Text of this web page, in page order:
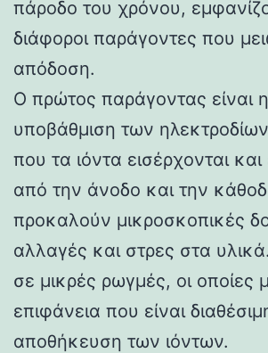
πάροδο του χρόνου,
διάφοροι παράγοντες που
απόδοση.
Ο πρώτος παράγοντας είναι
υποβάθμιση των
που τα ιόντα εισέρχονται και
από την άνοδο και την
προκαλούν μικροσκοπικές
αλλαγές και στρες στα
σε μικρές ρωγμές, οι οποίες
επιφάνεια που είναι
αποθήκευση των ιόντων.